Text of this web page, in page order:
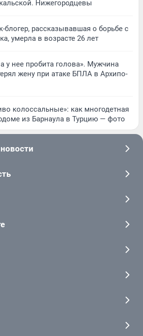
Нижегородцевы
блогер, рассказывавшая о борьбе с
умерла в возрасте 26 лет
у нее пробита голова». Мужчина
жену при атаке БПЛА в Архипо-
колоссальные»: как многодетная
из Барнаула в Турцию — фото